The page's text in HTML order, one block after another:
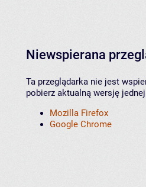
Niewspierana
Ta przeglądarka nie jest
pobierz aktualną wersję
Mozilla Firefox
Google Chrome